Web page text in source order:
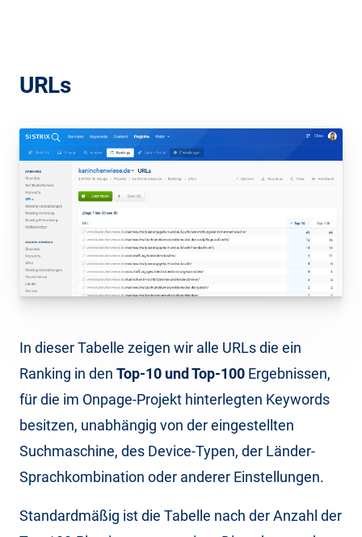
URLs
In dieser Tabelle zeigen wir alle URLs die ein
Ranking in den Top-10 und Top-100 Ergebnissen,
für die im Onpage-Projekt hinterlegten Keywords
besitzen, unabhängig von der eingestellten
Suchmaschine, des Device-Typen, der Länder-
Sprachkombination oder anderer Einstellungen.
Standardmäßig ist die Tabelle nach der Anzahl der